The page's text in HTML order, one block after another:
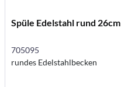
Spüle Edelstahl rund 26cm
705095
rundes Edelstahlbecken